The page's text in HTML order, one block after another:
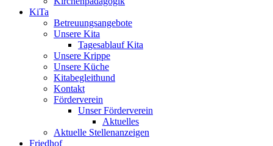
KiTa
Betreuungsangebote
Unsere Kita
Tagesablauf Kita
Unsere Krippe
Unsere Küche
Kitabegleithund
Kontakt
Förderverein
Unser Förderverein
Aktuelles
Aktuelle Stellenanzeigen
Friedhof